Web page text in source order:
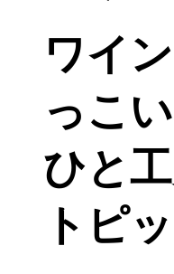
ワイ
っこ
ひと
トピ